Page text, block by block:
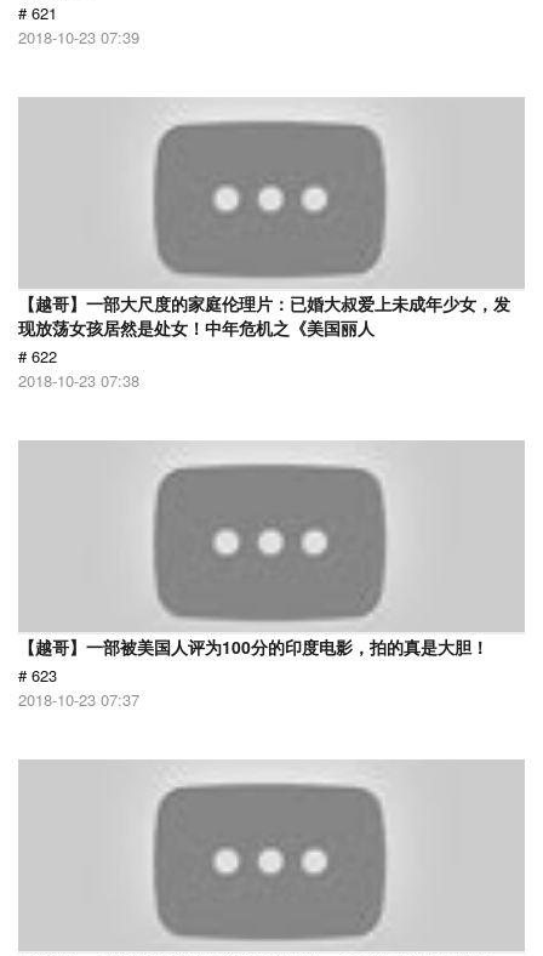
# 621
2018-10-23 07:39
【越哥】一部大尺度的家庭伦理片：已婚大叔爱上未成年少女，发
现放荡女孩居然是处女！中年危机之《美国丽人
# 622
2018-10-23 07:38
【越哥】一部被美国人评为100分的印度电影，拍的真是大胆！
# 623
2018-10-23 07:37